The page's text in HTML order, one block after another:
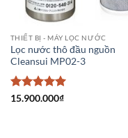
THIẾT BỊ - MÁY LỌC NƯỚC
Lọc nước thô đầu nguồn
Cleansui MP02-3
Được xếp
15.900.000₫